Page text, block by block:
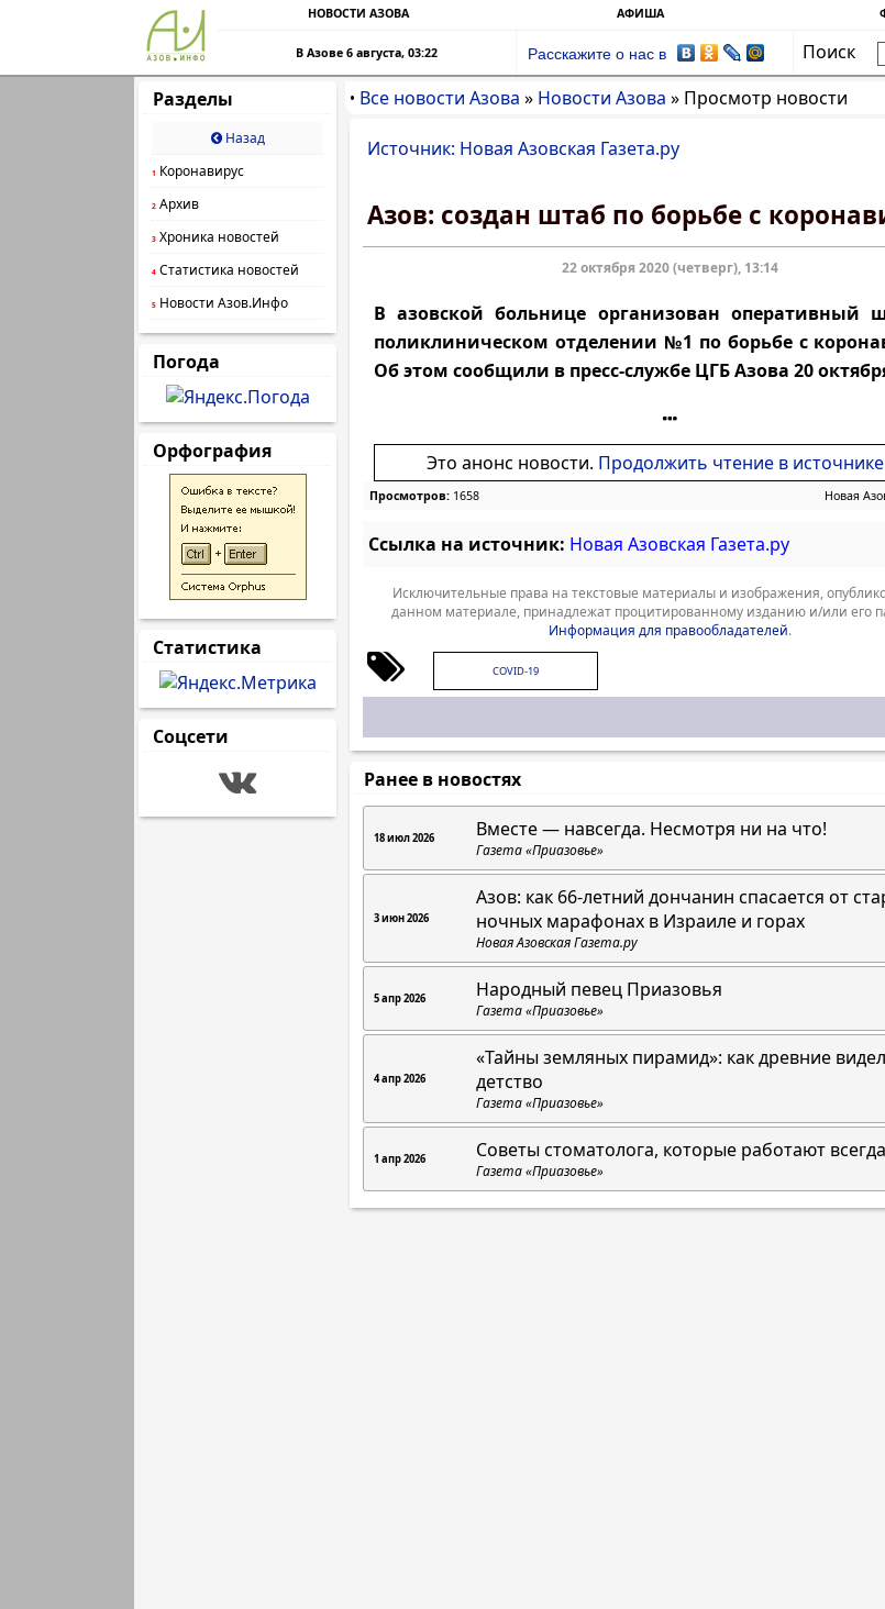
НОВОСТИ АЗОВА АФИША
В Азове 6 августа, 03:22 Расскажите о нас в
Поиск
Разделы
Назад
1 Коронавирус
2 Архив
3 Хроника новостей
4 Статистика новостей
5 Новости Азов.Инфо
Погода
Орфография
Статистика
Соцсети
• Все новости Азова » Новости Азова » Просмотр новости
Источник: Новая Азовская Газета.ру
Азов: создан штаб по борьбе с
22 октября 2020 (четверг), 13:14
В азовской больнице организован оперативный
поликлиническом отделении №1 по борьбе с
Об этом сообщили в пресс-службе ЦГБ Азова 20
Это анонс новости. Продолжить чтение в источнике
Просмотров: 1658 Новая
Ссылка на источник: Новая Азовская Газета.ру
Исключительные права на текстовые материалы и изображения,
данном материале, принадлежат процитированному изданию и/или его
Информация для правообладателей.
COVID-19
Ранее в новостях
18 июл 2026 Вместе — навсегда. Несмотря ни на что!
Газета «Приазовье»
3 июн 2026
Азов: как 66-летний дончанин спасается от
ночных марафонах в Израиле и горах
Новая Азовская Газета.ру
5 апр 2026 Народный певец Приазовья
Газета «Приазовье»
4 апр 2026
«Тайны земляных пирамид»: как древние
детство
Газета «Приазовье»
1 апр 2026 Советы стоматолога, которые работают всегда
Газета «Приазовье»